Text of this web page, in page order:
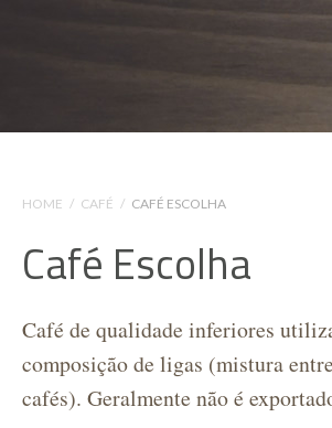
HOME / CAFÉ / CAFÉ ESCOLHA
Café Escolha
Café de qualidade inferiores
composição de ligas (mistura
cafés). Geralmente não é